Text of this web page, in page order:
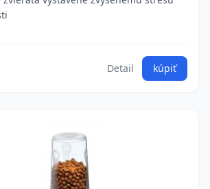
Detail kúpiť